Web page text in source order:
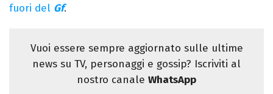
fuori del Gf.
Vuoi essere sempre aggiornato sulle ultime
news su TV, personaggi e gossip? Iscriviti al
nostro canale WhatsApp